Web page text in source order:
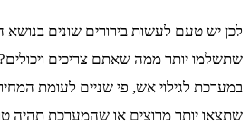
לכן יש טעם לעשות בירורים שונים
שתשלמו יותר ממה שאתם צריכים
במערכת לגילוי אש, פי שניים לעומת
שתצאו יותר מרוצים או שהמערכת תהיה